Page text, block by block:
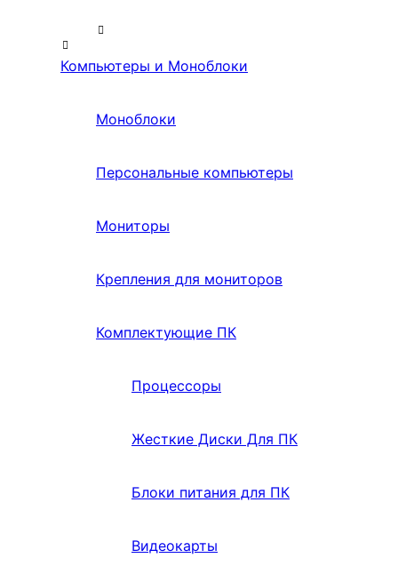
Компьютеры и Моноблоки
Моноблоки
Персональные компьютеры
Мониторы
Крепления для мониторов
Комплектующие ПК
Процессоры
Жесткие Диски Для ПК
Блоки питания для ПК
Видеокарты